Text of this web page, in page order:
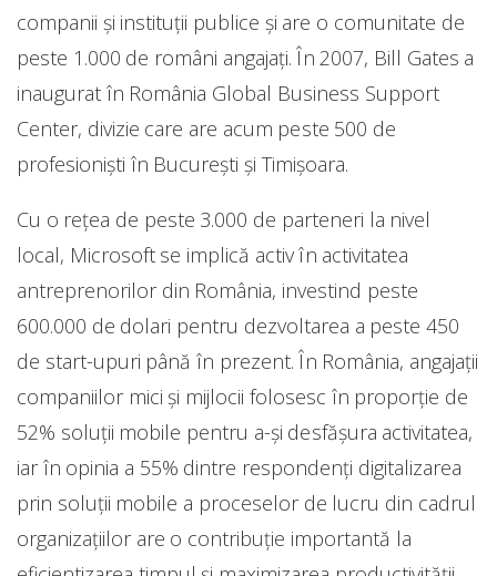
companii și instituții publice și are o comunitate de
peste 1.000 de români angajați. În 2007, Bill Gates a
inaugurat în România Global Business Support
Center, divizie care are acum peste 500 de
profesioniști în București și Timișoara.
Cu o rețea de peste 3.000 de parteneri la nivel
local, Microsoft se implică activ în activitatea
antreprenorilor din România, investind peste
600.000 de dolari pentru dezvoltarea a peste 450
de start-upuri până în prezent. În România, angajații
companiilor mici și mijlocii folosesc în proporție de
52% soluții mobile pentru a-și desfășura activitatea,
iar în opinia a 55% dintre respondenți digitalizarea
prin soluții mobile a proceselor de lucru din cadrul
organizațiilor are o contribuție importantă la